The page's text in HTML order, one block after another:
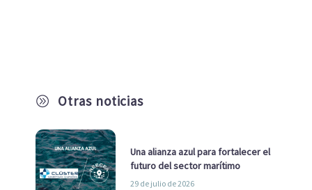
A Otras noticias
Una alianza azul para fortalecer el
futuro del sector marítimo
29 de julio de 2026